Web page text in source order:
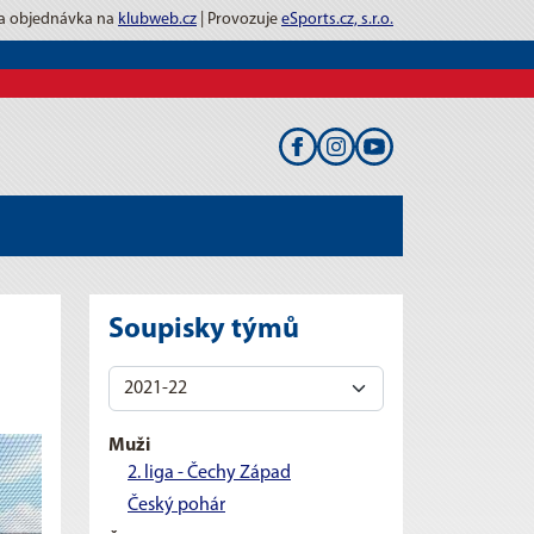
objednávka na klubweb.cz | Provozuje eSports.cz, s.r.o.
Soupisky týmů
Muži
2. liga - Čechy Západ
Český pohár